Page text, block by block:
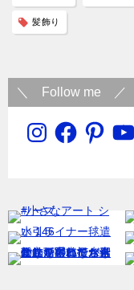
髪飾り
＼ Follow me ／
InstagramFacebookPinterest